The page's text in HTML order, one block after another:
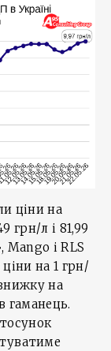
ціни на
грн/л і 81,99
Mango і RLS
на 1 грн/
на
гаманець.